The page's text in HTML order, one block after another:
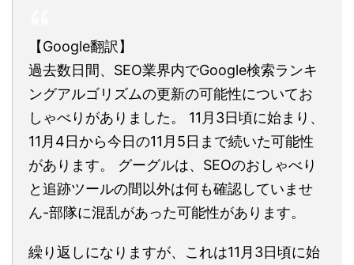
【Google翻訳】
過去数日間、SEO業界内でGoogle検索ランキ
ングアルゴリズムの更新の可能性についてお
しゃべりがありました。 11月3日頃に始まり、
11月4日から今日の11月5日まで続いた可能性
があります。 グーグルは、SEOのおしゃべり
と追跡ツールの間以外は何も確認していませ
ん-部隊に混乱があった可能性があります。
繰り返しになりますが、これは11月3日頃に始